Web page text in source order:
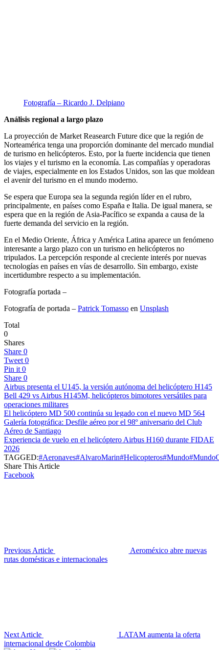
Fotografía – Ricardo J. Delpiano
Análisis regional a largo plazo
La proyección de Market Reasearch Future dice que la región de
Norteamérica tenga una proporción dominante del mercado mundial
de turismo en helicópteros. Esto, por la fuerte incidencia que tienen
los viajes y el turismo en la economía. Las compañías y operadoras
de viajes, especialmente en los Estados Unidos, son las que moldean
el avenir del turismo en el mundo moderno.
Se espera que Europa sea la segunda región líder en el rubro,
principalmente, en países como España e Italia. De igual manera, se
espera que en la región de Asia-Pacífico se expanda a causa de la
fuerte demanda del servicio en la región.
En el Medio Oriente, África y América Latina aparece un fenómeno
interesante a largo plazo con un turismo en helicópteros no
tripulados. La percepción responde al creciente interés por nuevas
tecnologías en países en vías de desarrollo. Sin embargo, existe
incertidumbre respecto a su implementación.
Fotografía portada –
Fotografía de portada – Patrick Tomasso en Unsplash
Total
0
Shares
Share 0
Tweet 0
Pin it 0
Share 0
Airbus presenta el U145, la versión autónoma del helicóptero H145
Bell 429 vs Airbus H145M, helicópteros bimotores versátiles para
operaciones militares
El helicóptero MD 500 continúa su legado con el nuevo MD 564
Galería fotográfica: Desfile aéreo por el 98º aniversario del Club
Aéreo de Santiago
Experiencia de vuelo en el helicóptero Airbus H160 durante FIDAE
2026
TAGGED:#Aeronaves#AlvaroMarin#Helicopteros#Mundo
Share This Article
Facebook
Previous Article
Aeroméxico abre nuevas
rutas domésticas e internacionales
Next Article
LATAM aumenta la oferta
internacional desde Colombia